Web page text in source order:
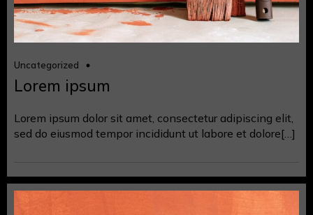
Uncategorized
Lorem ipsum
Lorem ipsum dolor sit amet, consectetur adipiscing elit,
sed do eiusmod tempor incididunt ut labore et dolore[…]